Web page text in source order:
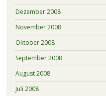
Dezember 2008
November 2008
Oktober 2008
September 2008
August 2008
Juli 2008